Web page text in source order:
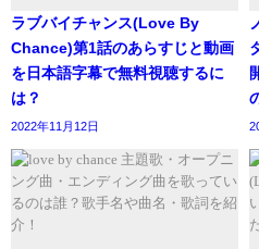
この投稿をInstagramで見る
スパポン・ウドム
ー は歌が上手って本
ここからは、スパポン・ウド
上手って本当？についてお知
ラブバイチャンス(Love By
Chance)第1話のあらすじと動画
を日本語字幕で無料視聴するに
は？
2022年11月12日